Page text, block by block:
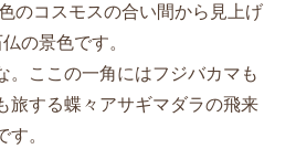
のコスモスの合い間から見上げ
の景色です。
。ここの一角にはフジバカマも
旅する蝶々アサギマダラの飛来
。